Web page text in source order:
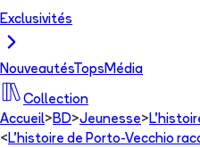
Exclusivités
NouveautésTops Média
Collection
Accueil> BD>Jeunesse>
< L'histoire de Porto-Vecchio